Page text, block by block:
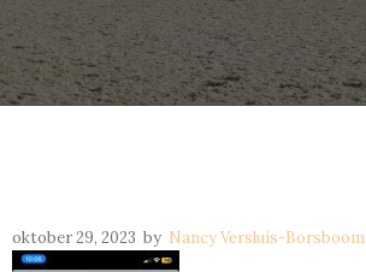
oktober 29, 2023 by Nancy Versluis-Borsboom